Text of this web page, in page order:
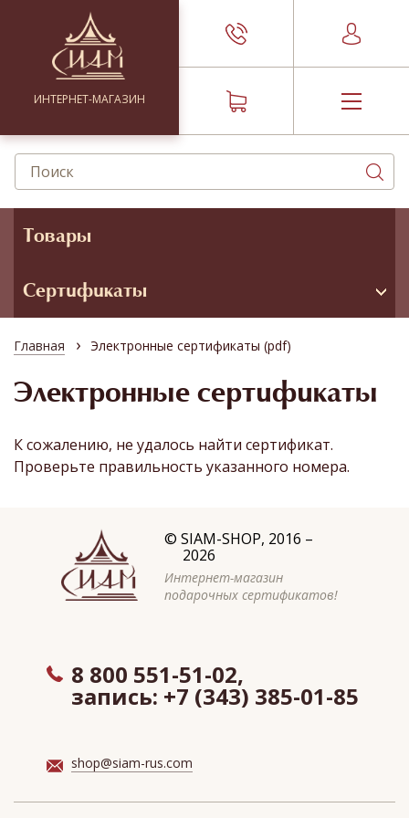
ИНТЕРНЕТ-МАГАЗИН
Товары
Сертификаты
Главная › Электронные сертификаты (pdf)
Электронные сертификаты
К сожалению, не удалось найти сертификат.
Проверьте правильность указанного номера.
© SIAM-SHOP, 2016 –
2026
Интернет-магазин
подарочных сертификатов!
8 800 551-51-02,
запись: +7 (343) 385-01-85
shop@siam-rus.com